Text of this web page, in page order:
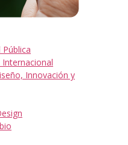
Pública
Internacional
Innovación y